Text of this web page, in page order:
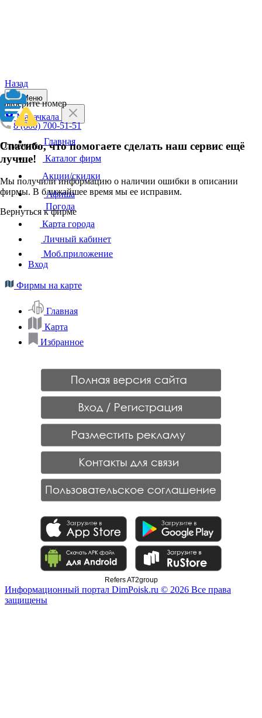
Назад
Выберите номер
8 (800) 700-51-51
Отменить
Спасибо, что помогаете сделать наш сервис ещё
лучше!
Мы получили информацию о наличии ошибки в описании
фирмы. В ближайшее время мы ее исправим.
Вернуться к фирме
Меню
Махачкала
Главная
Каталог фирм
Акции/скидки
Афиша
Погода
Карта города
Личный кабинет
Моб.приложение
Вход
Фирмы на карте
Главная
Карта
Избранное
Refers AT2group
Информационный портал DimPoisk.ru © 2026 Все права
защищены